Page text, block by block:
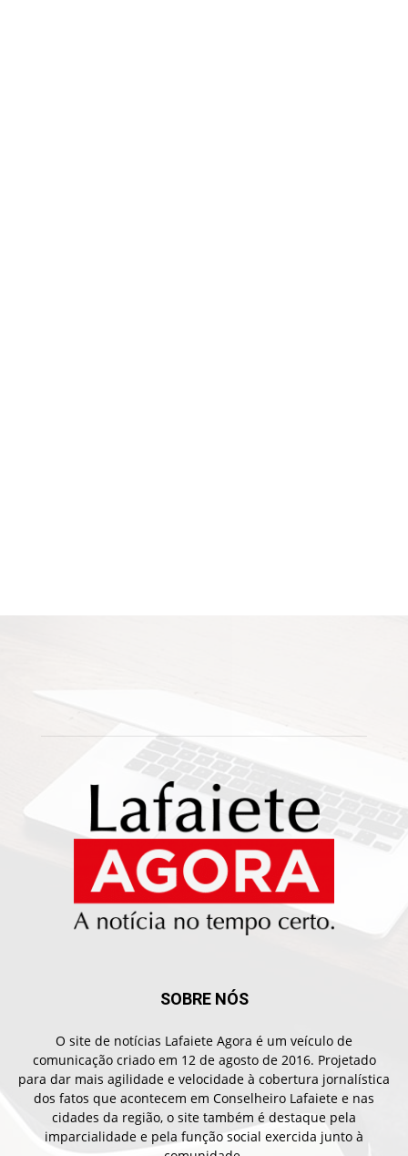
SOBRE NÓS
O site de notícias Lafaiete Agora é um veículo de
comunicação criado em 12 de agosto de 2016. Projetado
para dar mais agilidade e velocidade à cobertura jornalística
dos fatos que acontecem em Conselheiro Lafaiete e nas
cidades da região, o site também é destaque pela
imparcialidade e pela função social exercida junto à